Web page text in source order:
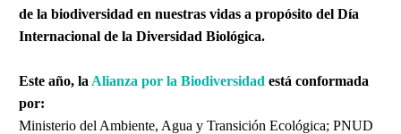
de la biodiversidad en nuestras vidas a propósito del Día
Internacional de la Diversidad Biológica.
Este año, la Alianza por la Biodiversidad está conformada
por:
Ministerio del Ambiente, Agua y Transición Ecológica; PNUD